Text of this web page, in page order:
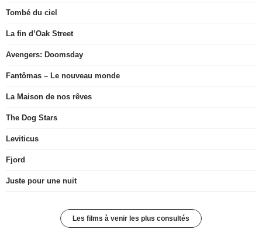
Tombé du ciel
La fin d’Oak Street
Avengers: Doomsday
Fantômas – Le nouveau monde
La Maison de nos rêves
The Dog Stars
Leviticus
Fjord
Juste pour une nuit
Les films à venir les plus consultés